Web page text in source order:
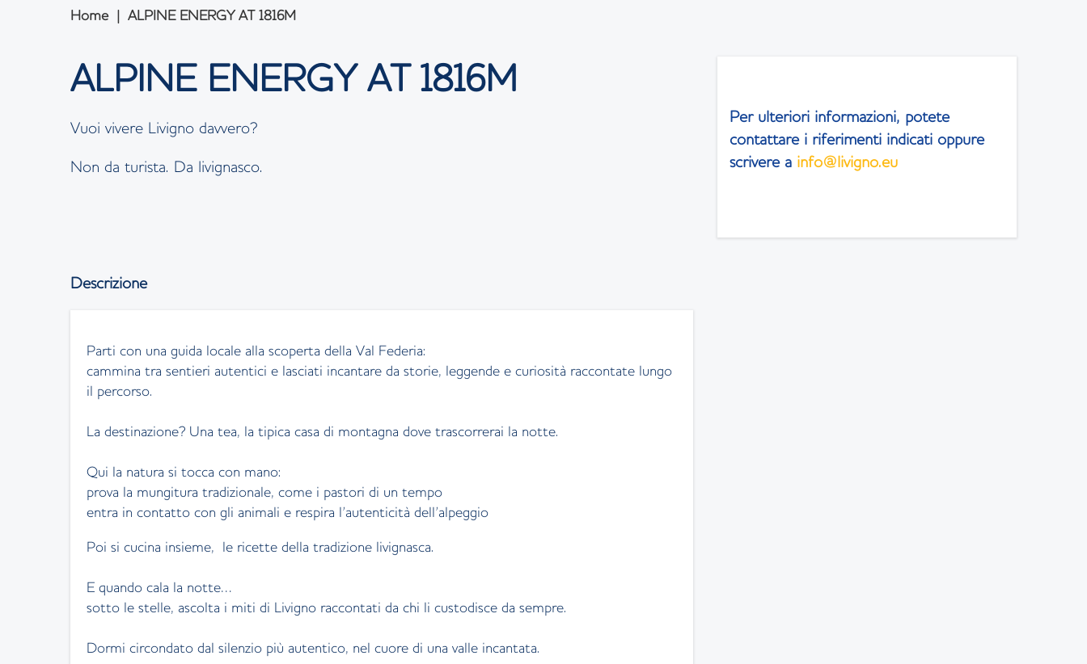
Home | ALPINE ENERGY AT 1816M
ALPINE ENERGY AT 1816M
Vuoi vivere Livigno davvero?
Non da turista. Da livignasco.
Descrizione
Parti con una guida locale alla scoperta della Val Federia:
cammina tra sentieri autentici e lasciati incantare da storie, leggende e curiosità raccontate lungo
il percorso.
La destinazione? Una tea, la tipica casa di montagna dove trascorrerai la notte.
Qui la natura si tocca con mano:
prova la mungitura tradizionale, come i pastori di un tempo
entra in contatto con gli animali e respira l’autenticità dell’alpeggio
Poi si cucina insieme, le ricette della tradizione livignasca.
E quando cala la notte…
sotto le stelle, ascolta i miti di Livigno raccontati da chi li custodisce da sempre.
Dormi circondato dal silenzio più autentico, nel cuore di una valle incantata.
Per ulteriori informazioni, potete
contattare i riferimenti indicati oppure
scrivere a info@livigno.eu